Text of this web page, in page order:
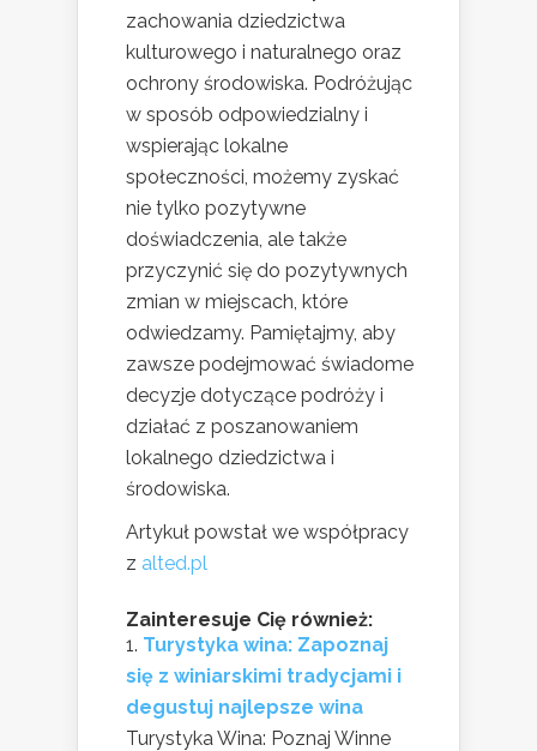
zachowania dziedzictwa
kulturowego i naturalnego oraz
ochrony środowiska. Podróżując
w sposób odpowiedzialny i
wspierając lokalne
społeczności, możemy zyskać
nie tylko pozytywne
doświadczenia, ale także
przyczynić się do pozytywnych
zmian w miejscach, które
odwiedzamy. Pamiętajmy, aby
zawsze podejmować świadome
decyzje dotyczące podróży i
działać z poszanowaniem
lokalnego dziedzictwa i
środowiska.
Artykuł powstał we współpracy
z alted.pl
Zainteresuje Cię również:
Turystyka wina: Zapoznaj
się z winiarskimi tradycjami i
degustuj najlepsze wina
Turystyka Wina: Poznaj Winne